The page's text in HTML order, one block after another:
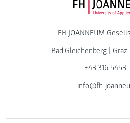
FH JOANNEUM
Bad Gleichenberg | Graz |
+43 316 5453
info@fh-